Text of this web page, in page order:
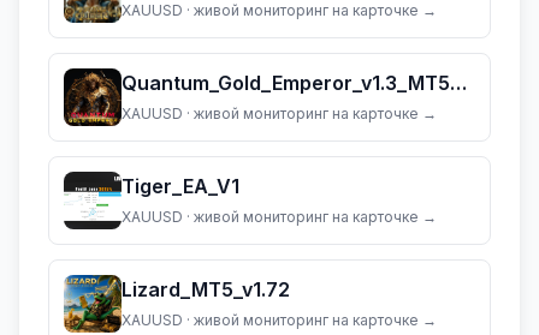
XAUUSD · живой мониторинг на карточке →
Quantum_Gold_Emperor_v1.3_MT5_(dll_5883)
XAUUSD · живой мониторинг на карточке →
Tiger_EA_V1
XAUUSD · живой мониторинг на карточке →
Lizard_MT5_v1.72
XAUUSD · живой мониторинг на карточке →